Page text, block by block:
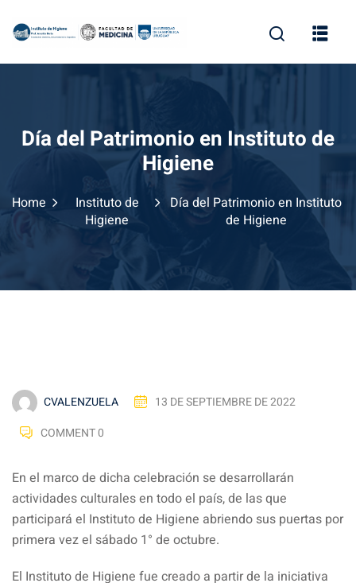
Día del Patrimonio en Instituto de
Higiene
Home
Instituto de
Higiene
Día del Patrimonio en Instituto
de Higiene
CVALENZUELA
13 DE SEPTIEMBRE DE 2022
COMMENT 0
En el marco de dicha celebración se desarrollarán
actividades culturales en todo el país, de las que
participará el Instituto de Higiene abriendo sus puertas por
primera vez el sábado 1° de octubre.
El Instituto de Higiene fue creado a partir de la iniciativa